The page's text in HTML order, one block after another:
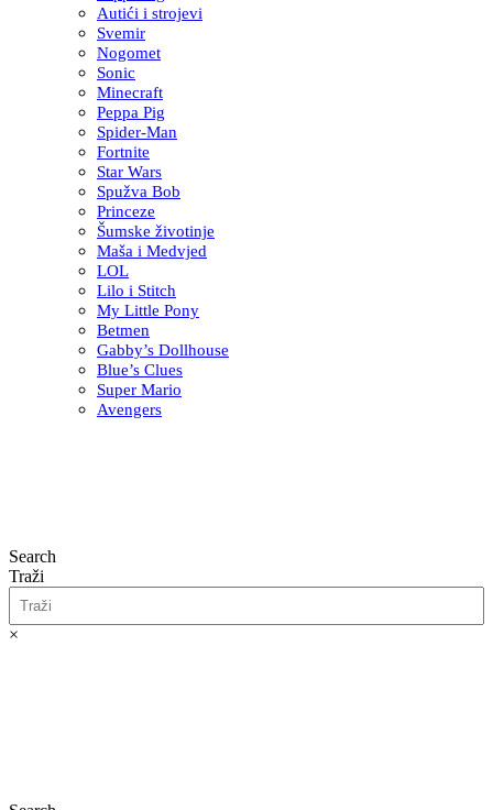
Autići i strojevi
Svemir
Nogomet
Sonic
Minecraft
Peppa Pig
Spider-Man
Fortnite
Star Wars
Spužva Bob
Princeze
Šumske životinje
Maša i Medvjed
LOL
Lilo i Stitch
My Little Pony
Betmen
Gabby’s Dollhouse
Blue’s Clues
Super Mario
Avengers
Search
Traži
×